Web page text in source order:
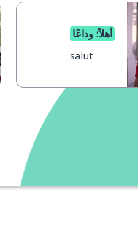
أهلاً؛ وداعًا
salut